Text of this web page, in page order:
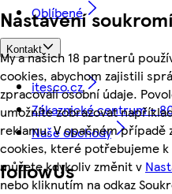
Nastavení
My a našich 18 partnerů
cookies, abychom zajistili
zpracovali osobní údaje.
umožníte zobrazovat
reklamu. V opačném případě
cookies, které potřebujeme
můžete kdykoliv změnit v
nebo kliknutím na odkaz
Oblíbené
Kontakt
itesco.cz
Zákaznické centrum -
Naše obchody
followUs